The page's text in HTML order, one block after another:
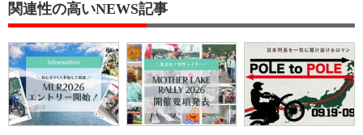
関連性の高いNEWS記事